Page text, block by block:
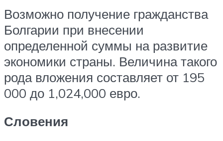
Возможно получение гражданства
Болгарии при внесении
определенной суммы на развитие
экономики страны. Величина такого
рода вложения составляет от 195
000 до 1,024,000 евро.
Словения